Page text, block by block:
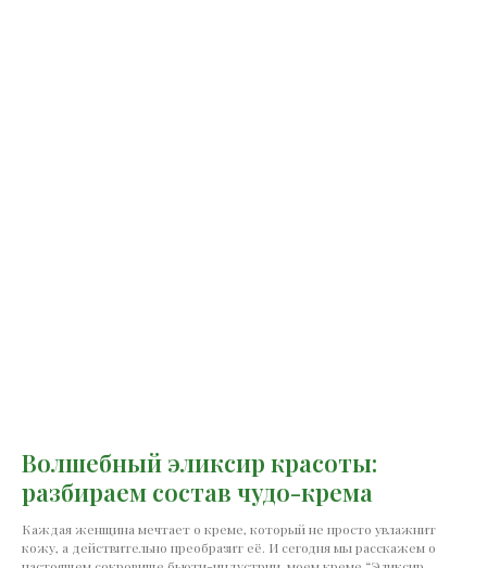
Волшебный эликсир красоты:
разбираем состав чудо-крема
Каждая женщина мечтает о креме, который не просто увлажнит
кожу, а действительно преобразит её. И сегодня мы расскажем о